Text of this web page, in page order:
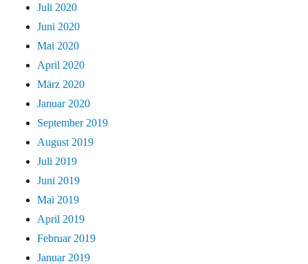
Juli 2020
Juni 2020
Mai 2020
April 2020
März 2020
Januar 2020
September 2019
August 2019
Juli 2019
Juni 2019
Mai 2019
April 2019
Februar 2019
Januar 2019